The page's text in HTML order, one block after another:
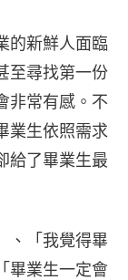
的新鮮人面臨
至尋找第一份
非常有感。不
業生依照需求
給了畢業生最
、「我覺得畢
畢業生一定會